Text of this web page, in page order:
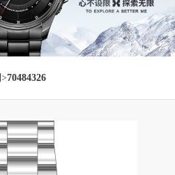
>70484326